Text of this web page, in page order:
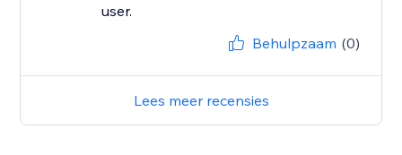
user.
Behulpzaam (0)
Lees meer recensies